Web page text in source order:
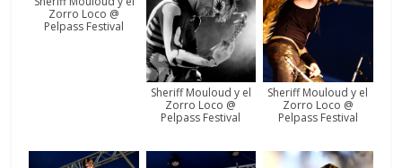
Zorro Loco @
Pelpass Festival
Sheriff Mouloud y el
Zorro Loco @
Pelpass Festival
Sheriff Mouloud y el
Zorro Loco @
Pelpass Festival